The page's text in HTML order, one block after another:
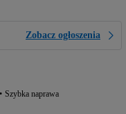
Zobacz ogłoszenia
Szybka naprawa